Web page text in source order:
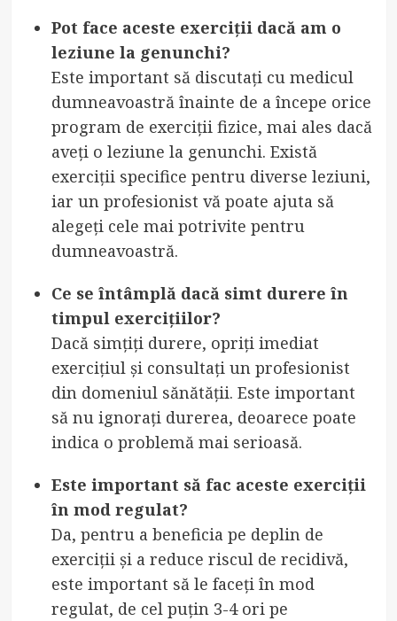
Pot face aceste exerciții dacă am o
leziune la genunchi?
Este important să discutați cu medicul
dumneavoastră înainte de a începe orice
program de exerciții fizice, mai ales dacă
aveți o leziune la genunchi. Există
exerciții specifice pentru diverse leziuni,
iar un profesionist vă poate ajuta să
alegeți cele mai potrivite pentru
dumneavoastră.
Ce se întâmplă dacă simt durere în
timpul exercițiilor?
Dacă simțiți durere, opriți imediat
exercițiul și consultați un profesionist
din domeniul sănătății. Este important
să nu ignorați durerea, deoarece poate
indica o problemă mai serioasă.
Este important să fac aceste exerciții
în mod regulat?
Da, pentru a beneficia pe deplin de
exerciții și a reduce riscul de recidivă,
este important să le faceți în mod
regulat, de cel puțin 3-4 ori pe